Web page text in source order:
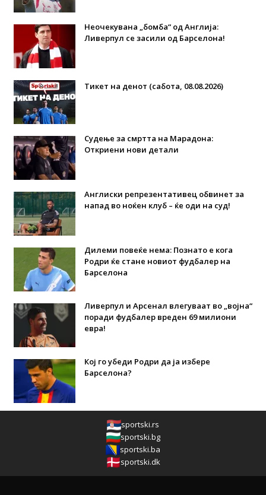
Неочекувана „бомба“ од Англија:
Ливерпул се засили од Барселона!
Тикет на денот (сабота, 08.08.2026)
Судење за смртта на Марадона:
Откриени нови детали
Англиски репрезентативец обвинет за
напад во ноќен клуб – ќе оди на суд!
Дилеми повеќе нема: Познато е кога
Родри ќе стане новиот фудбалер на
Барселона
Ливерпул и Арсенал влегуваат во „војна“
поради фудбалер вреден 69 милиони
евра!
Кој го убеди Родри да ја избере
Барселона?
sportski.rs
sportski.bg
sportski.ba
sportski.dk